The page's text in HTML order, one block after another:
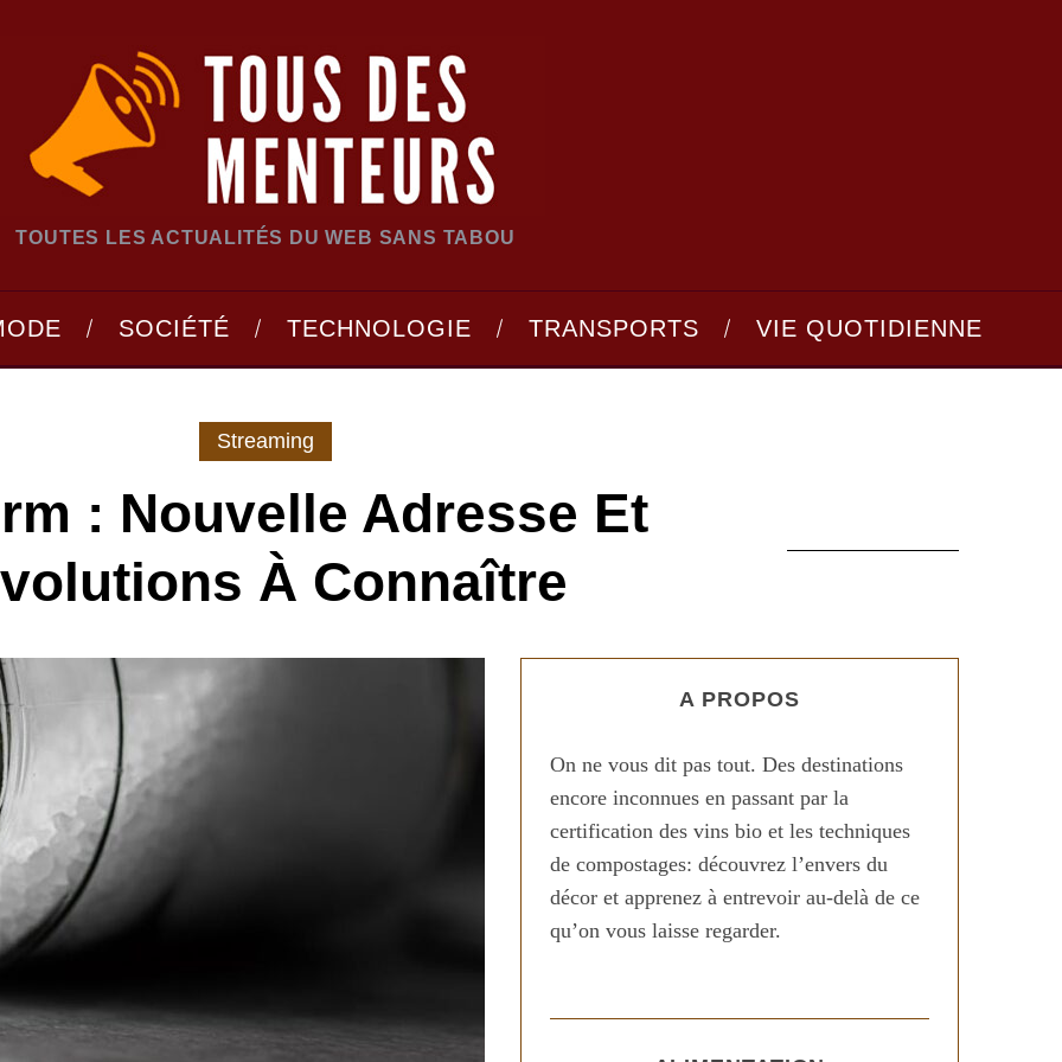
TOUTES LES ACTUALITÉS DU WEB SANS TABOU
SOCIÉTÉ TECHNOLOGIE TRANSPORTS VIE QUOTIDIENNE
Streaming
: Nouvelle Adresse Et
À Connaître
A PROPOS
On ne vous dit pas tout. Des destinations
encore inconnues en passant par la
certification des vins bio et les techniques
de compostages: découvrez l’envers du
décor et apprenez à entrevoir au-delà de ce
qu’on vous laisse regarder.